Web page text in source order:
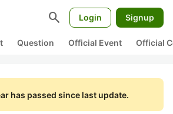
search Login Signup
Question Official Event Official
has passed since last update.